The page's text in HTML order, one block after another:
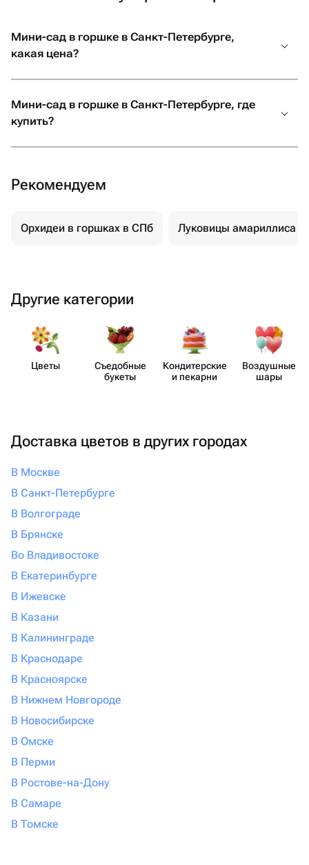
Мини-сад в горшке в Санкт-Петербурге,
какая цена?
Мини-сад в горшке в Санкт-Петербурге, где
купить?
Рекомендуем
Орхидеи в горшках в СПб Луковицы амариллиса
Другие категории
Цветы
Съедобные
букеты
Кондит​ерские
и пекарни
Воздушные
шары
Доставка цветов в других городах
В Москве
В Санкт-Петербурге
В Волгограде
В Брянске
Во Владивостоке
В Екатеринбурге
В Ижевске
В Казани
В Калининграде
В Краснодаре
В Красноярске
В Нижнем Новгороде
В Новосибирске
В Омске
В Перми
В Ростове-на-Дону
В Самаре
В Томске